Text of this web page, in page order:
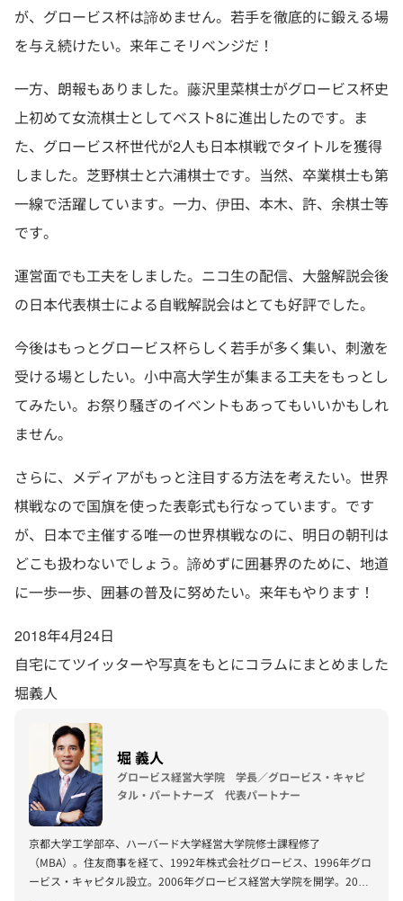
が、グロービス杯は諦めません。若手を徹底的に鍛える場
を与え続けたい。来年こそリベンジだ！
一方、朗報もありました。藤沢里菜棋士がグロービス杯史
上初めて女流棋士としてベスト8に進出したのです。ま
た、グロービス杯世代が2人も日本棋戦でタイトルを獲得
しました。芝野棋士と六浦棋士です。当然、卒業棋士も第
一線で活躍しています。一力、伊田、本木、許、余棋士等
です。
運営面でも工夫をしました。ニコ生の配信、大盤解説会後
の日本代表棋士による自戦解説会はとても好評でした。
今後はもっとグロービス杯らしく若手が多く集い、刺激を
受ける場としたい。小中高大学生が集まる工夫をもっとし
てみたい。お祭り騒ぎのイベントもあってもいいかもしれ
ません。
さらに、メディアがもっと注目する方法を考えたい。世界
棋戦なので国旗を使った表彰式も行なっています。です
が、日本で主催する唯一の世界棋戦なのに、明日の朝刊は
どこも扱わないでしょう。諦めずに囲碁界のために、地道
に一歩一歩、囲碁の普及に努めたい。来年もやります！
2018年4月24日
自宅にてツイッターや写真をもとにコラムにまとめました
堀義人
堀 義人
グロービス経営大学院 学長／グロービス・キャピ
タル・パートナーズ 代表パートナー
京都大学工学部卒、ハーバード大学経営大学院修士課程修了
（MBA）。住友商事を経て、1992年株式会社グロービス、1996年グロ
ービス・キャピタル設立。2006年グロービス経営大学院を開学。2008